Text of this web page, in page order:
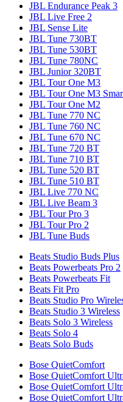
JBL Endurance Peak 3
JBL Live Free 2
JBL Sense Lite
JBL Tune 730BT
JBL Tune 530BT
JBL Tune 780NC
JBL Junior 320BT
JBL Tour One M3
JBL Tour One M3
JBL Tour One M2
JBL Tune 770 NC
JBL Tune 760 NC
JBL Tune 670 NC
JBL Tune 720 BT
JBL Tune 710 BT
JBL Tune 520 BT
JBL Tune 510 BT
JBL Live 770 NC
JBL Live Beam 3
JBL Tour Pro 3
JBL Tour Pro 2
JBL Tune Buds
Beats Studio Buds Plus
Beats Powerbeats Pro 2
Beats Powerbeats Fit
Beats Fit Pro
Beats Studio Pro
Beats Studio 3 Wireless
Beats Solo 3 Wireless
Beats Solo 4
Beats Solo Buds
Bose QuietComfort
Bose QuietComfort
Bose QuietComfort
Bose QuietComfort